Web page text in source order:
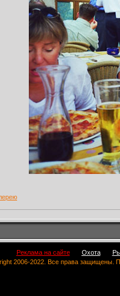
Реклама на сайте Охота
2006-2022. Все права защищены.